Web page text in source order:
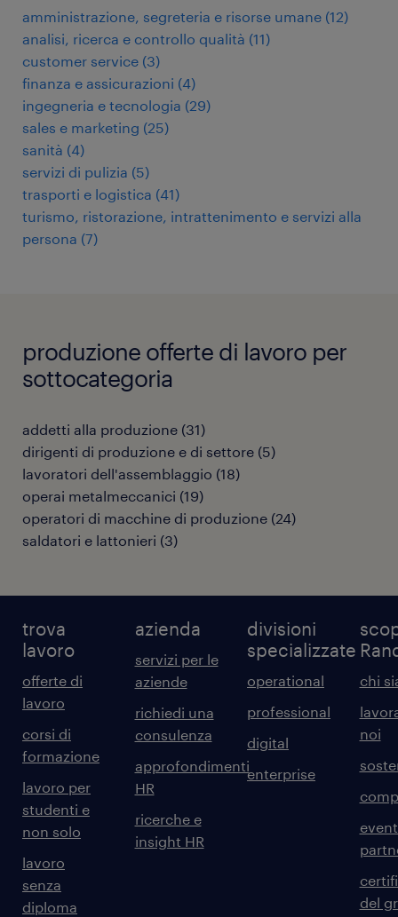
amministrazione, segreteria e risorse umane (12)
analisi, ricerca e controllo qualità (11)
customer service (3)
finanza e assicurazioni (4)
ingegneria e tecnologia (29)
sales e marketing (25)
sanità (4)
servizi di pulizia (5)
trasporti e logistica (41)
turismo, ristorazione, intrattenimento e servizi alla
persona (7)
produzione offerte di lavoro per
sottocategoria
addetti alla produzione (31)
dirigenti di produzione e di settore (5)
lavoratori dell'assemblaggio (18)
operai metalmeccanici (19)
operatori di macchine di produzione (24)
saldatori e lattonieri (3)
trova
lavoro
offerte di
lavoro
corsi di
formazione
lavoro per
studenti e
non solo
lavoro
senza
diploma
azienda
servizi per le
aziende
richiedi una
consulenza
approfondimenti
HR
ricerche e
insight HR
divisioni
specializzate
operational
professional
digital
enterprise
chi
noi
del